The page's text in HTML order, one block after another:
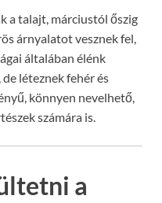
a talajt, márciustól őszig
árnyalatot vesznek fel,
általában élénk
léteznek fehér és
könnyen nevelhető,
számára is.
a